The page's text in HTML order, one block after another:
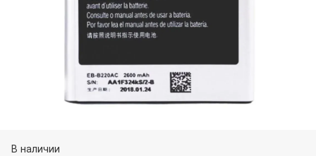
В наличии